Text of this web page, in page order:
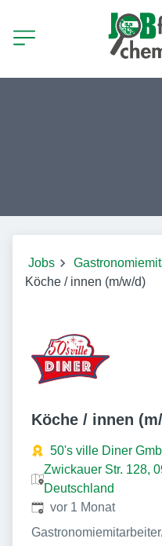
Jobs
Köche / innen (m/w/d)
Köche / innen
50's ville Diner
Zwickauer Str. 128,
Deutschland
Veröffentlicht:
vor 1 Monat